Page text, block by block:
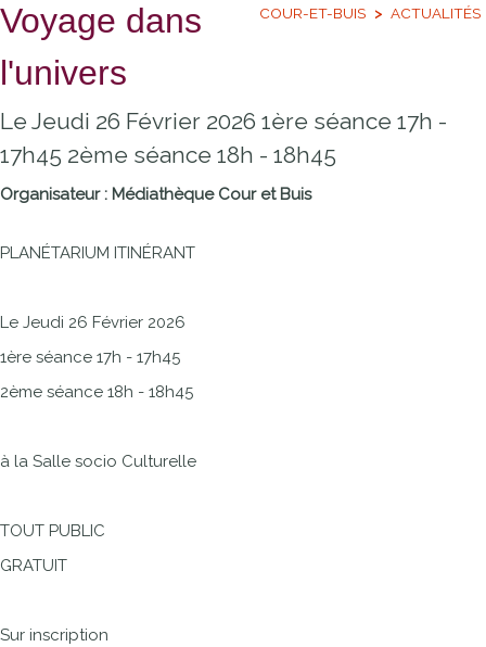
COUR-ET-BUIS ACTUALITÉS
Voyage dans
l'univers
Le Jeudi 26 Février 2026 1ère séance 17h -
17h45 2ème séance 18h - 18h45
Organisateur : Médiathèque Cour et Buis
PLANÉTARIUM ITINÉRANT
Le Jeudi 26 Février 2026
1ère séance 17h - 17h45
2ème séance 18h - 18h45
à la Salle socio Culturelle
TOUT PUBLIC
GRATUIT
Sur inscription